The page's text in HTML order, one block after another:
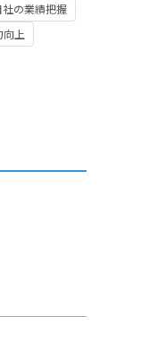
社の業績把握
向上